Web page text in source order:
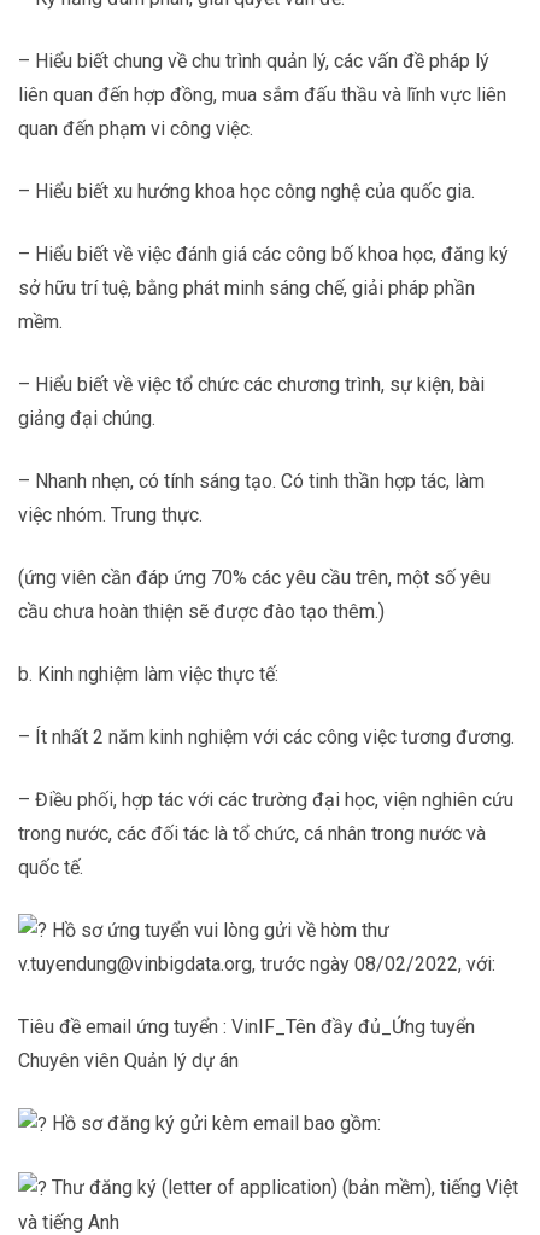
– Hiểu biết chung về chu trình quản lý, các vấn đề pháp lý
liên quan đến hợp đồng, mua sắm đấu thầu và lĩnh vực liên
quan đến phạm vi công việc.
– Hiểu biết xu hướng khoa học công nghệ của quốc gia.
– Hiểu biết về việc đánh giá các công bố khoa học, đăng ký
sở hữu trí tuệ, bằng phát minh sáng chế, giải pháp phần
mềm.
– Hiểu biết về việc tổ chức các chương trình, sự kiện, bài
giảng đại chúng.
– Nhanh nhẹn, có tính sáng tạo. Có tinh thần hợp tác, làm
việc nhóm. Trung thực.
(ứng viên cần đáp ứng 70% các yêu cầu trên, một số yêu
cầu chưa hoàn thiện sẽ được đào tạo thêm.)
b. Kinh nghiệm làm việc thực tế:
– Ít nhất 2 năm kinh nghiệm với các công việc tương đương.
– Điều phối, hợp tác với các trường đại học, viện nghiên cứu
trong nước, các đối tác là tổ chức, cá nhân trong nước và
quốc tế.
Hồ sơ ứng tuyển vui lòng gửi về hòm thư
v.tuyendung@vinbigdata.org, trước ngày 08/02/2022, với:
Tiêu đề email ứng tuyển : VinIF_Tên đầy đủ_Ứng tuyển
Chuyên viên Quản lý dự án
Hồ sơ đăng ký gửi kèm email bao gồm:
Thư đăng ký (letter of application) (bản mềm), tiếng Việt
và tiếng Anh